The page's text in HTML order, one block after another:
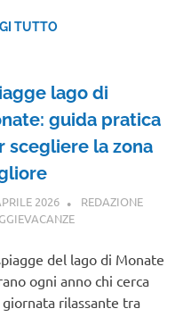
TUTTO
lago di
guida pratica
scegliere la zona
2026
REDAZIONE
GUIDE
del lago di Monate
ogni anno chi cerca
giornata rilassante tra